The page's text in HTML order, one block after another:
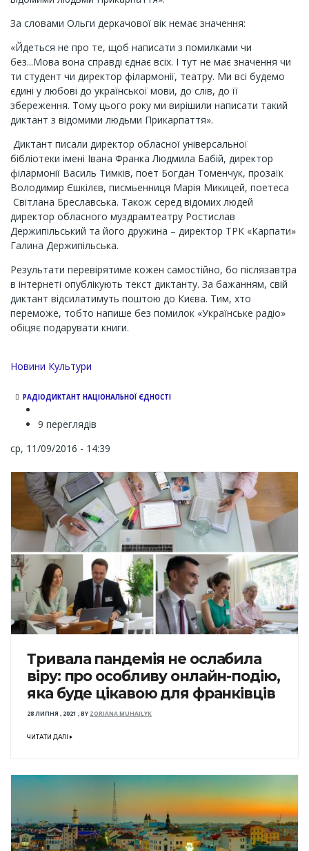
За словами Ольги деркачової вік немає значення:
«Йдеться не про те, щоб написати з помилками чи
без...Мова вона справді єднає всіх. І тут не має значення чи
ти студент чи директор філармонії, театру. Ми всі будемо
єдині у любові до української мови, до слів, до її
збереження. Тому цього року ми вирішили написати такий
диктант з відомими людьми Прикарпаття».
Диктант писали директор обласної універсальної
бібліотеки імені Івана Франка Людмила Бабій, директор
філармонії Василь Тимків, поет Богдан Томенчук, прозаїк
Володимир Єшкілєв, писмьенниця Марія Микицей, поетеса
Світлана Бреславська. Також серед відомих людей
директор обласного муздрамтеатру Ростислав
Держипільський та його дружина – директор ТРК «Карпати»
Галина Держипільська.
Результати перевірятиме кожен самостійно, бо післязавтра
в інтернеті опублікують текст диктанту. За бажанням, свій
диктант відсилатимуть поштою до Києва. Тим, хто
переможе, тобто напише без помилок «Українське радіо»
обіцяє подарувати книги.
Новини Культури
РАДІОДИКТАНТ НАЦІОНАЛЬНОЇ ЄДНОСТІ
9 переглядів
ср, 11/09/2016 - 14:39
Тривала пандемія не ослабила
віру: про особливу онлайн-подію,
яка буде цікавою для франківців
28 ЛИПНЯ , 2021 ,BY ZORIANA MUHAILYK
ЧИТАТИ ДАЛІ